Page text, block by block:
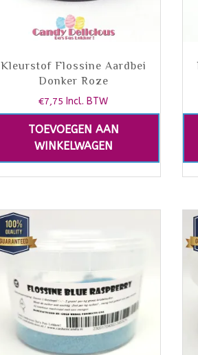
Kleurstof Flossine Aardbei
Donker Roze
€7,75 Incl. BTW
TOEVOEGEN AAN
WINKELWAGEN